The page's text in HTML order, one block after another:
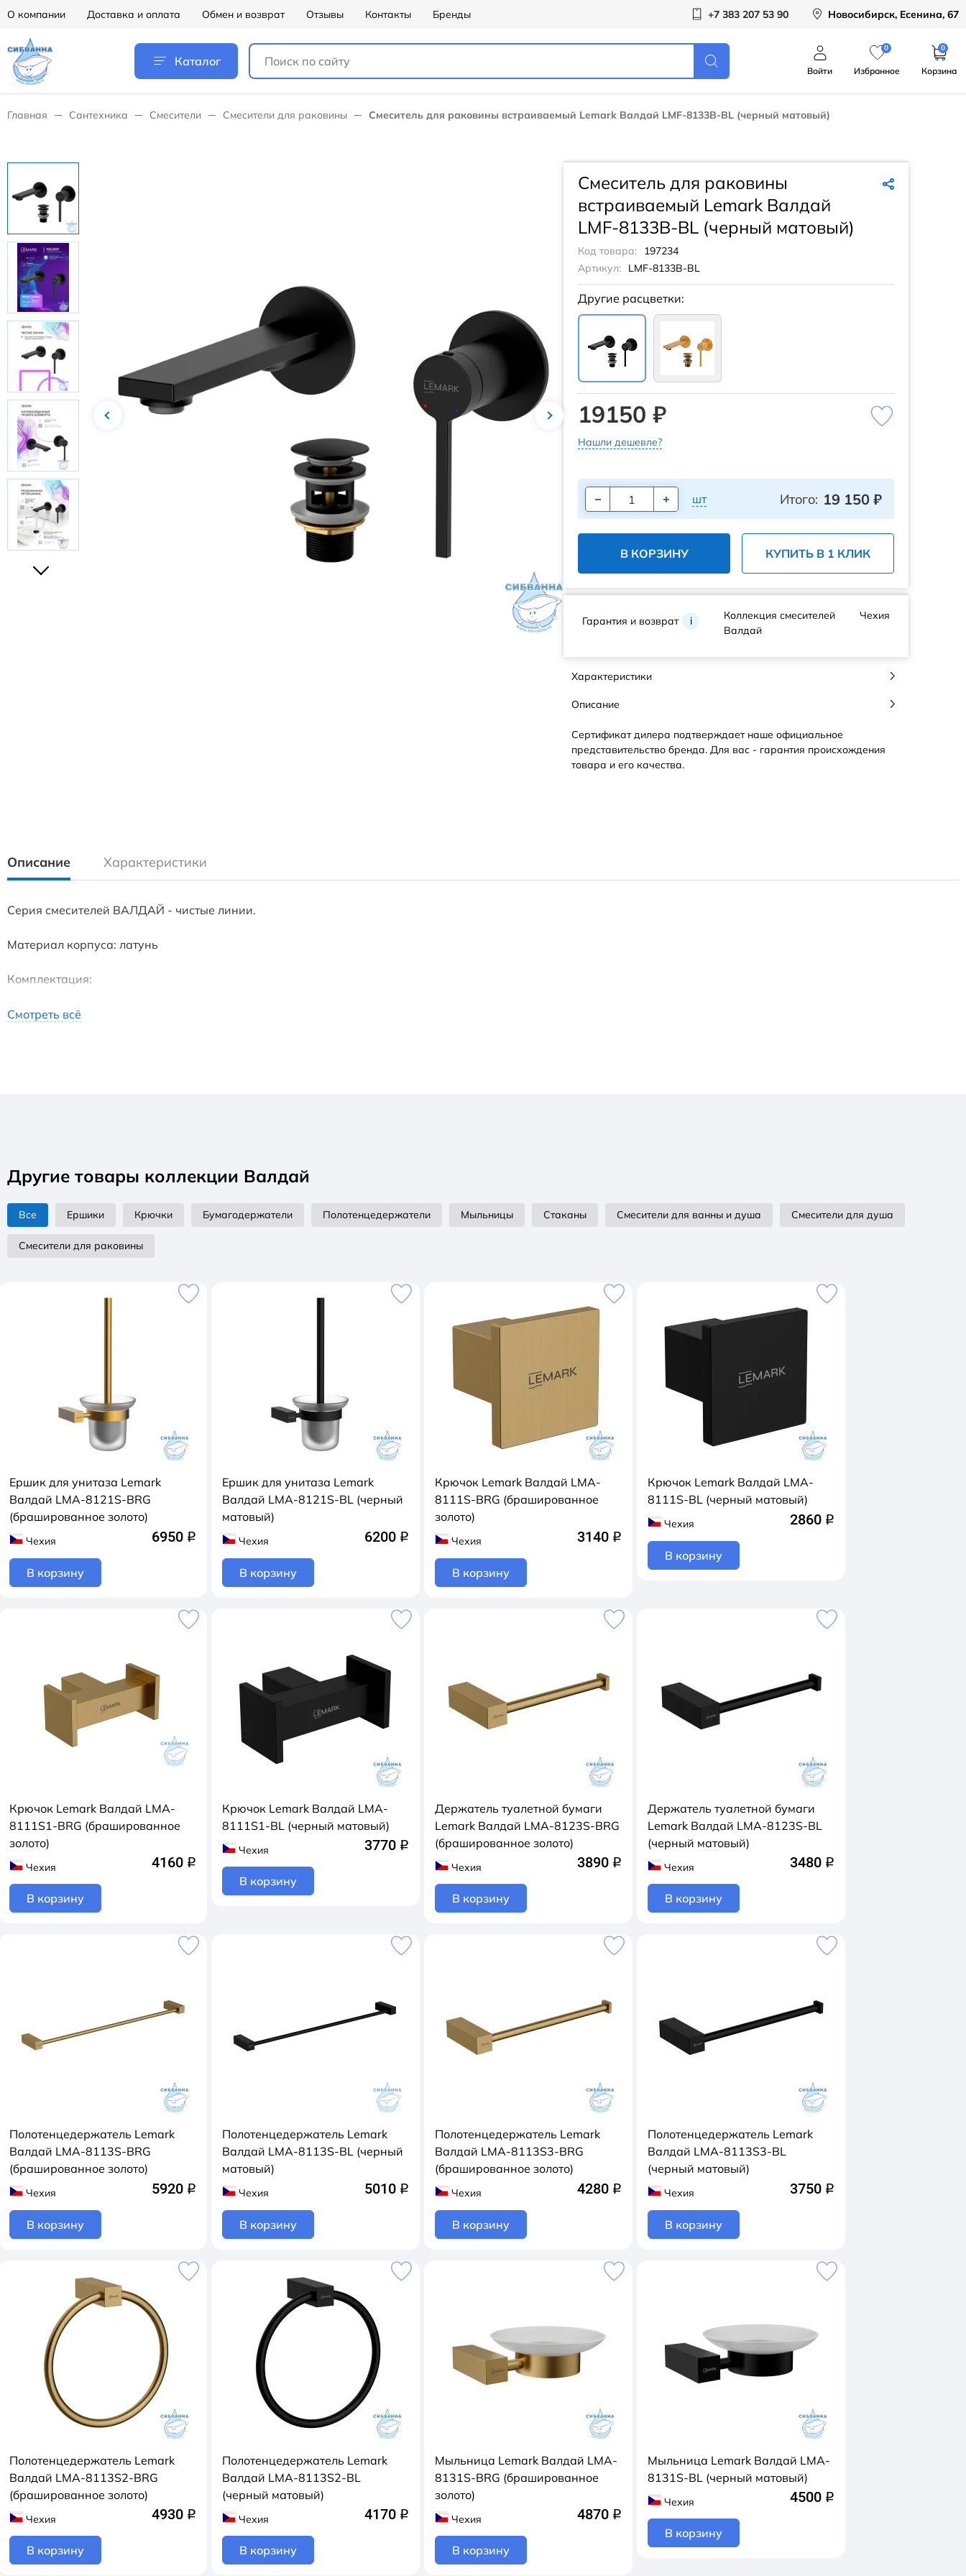
О компании Доставка и оплата Обмен и возврат Отзывы Контакты Бренды +7 383 207 53 90 Новосибирск, Есенина, 67
Каталог
Войти
0
Избранное
0
Корзина
Главная Сантехника Смесители Смесители для раковины Смеситель для раковины встраиваемый Lemark Валдай LMF-8133B-BL (черный матовый)
Смеситель для раковины
встраиваемый Lemark Валдай
LMF-8133B-BL (черный матовый)
Код товара:
197234
Артикул:
LMF-8133B-BL
Другие расцветки:
19150 ₽
Нашли дешевле?
шт Итого: 19 150 ₽
В КОРЗИНУ КУПИТЬ В 1 КЛИК
Гарантия и возврат i
Коллекция смесителей
Валдай
Чехия
Характеристики
Описание
Сертификат дилера подтверждает наше официальное
представительство бренда. Для вас - гарантия происхождения
товара и его качества.
Описание Характеристики
Серия смесителей ВАЛДАЙ - чистые линии.
Материал корпуса: латунь
Комплектация:
Аэратор
Смотреть всё
Другие товары коллекции Валдай
Все Ершики Крючки Бумагодержатели Полотенцедержатели Мыльницы Стаканы Смесители для ванны и душа Смесители для душа
Смесители для раковины
Ершик для унитаза Lemark
Валдай LMA-8121S-BRG
(брашированное золото)
Чехия 6950 q
В корзину
Ершик для унитаза Lemark
Валдай LMA-8121S-BL (черный
матовый)
Чехия 6200 q
В корзину
Крючок Lemark Валдай LMA-
8111S-BRG (брашированное
золото)
Чехия 3140 q
В корзину
Крючок Lemark Валдай LMA-
8111S-BL (черный матовый)
Чехия 2860 q
В корзину
Крючок Lemark Валдай LMA-
8111S1-BRG (брашированное
золото)
Чехия 4160 q
В корзину
Крючок Lemark Валдай LMA-
8111S1-BL (черный матовый)
Чехия 3770 q
В корзину
Держатель туалетной бумаги
Lemark Валдай LMA-8123S-BRG
(брашированное золото)
Чехия 3890 q
В корзину
Держатель туалетной бумаги
Lemark Валдай LMA-8123S-BL
(черный матовый)
Чехия 3480 q
В корзину
Полотенцедержатель Lemark
Валдай LMA-8113S-BRG
(брашированное золото)
Чехия 5920 q
В корзину
Полотенцедержатель Lemark
Валдай LMA-8113S-BL (черный
матовый)
Чехия 5010 q
В корзину
Полотенцедержатель Lemark
Валдай LMA-8113S3-BRG
(брашированное золото)
Чехия 4280 q
В корзину
Полотенцедержатель Lemark
Валдай LMA-8113S3-BL
(черный матовый)
Чехия 3750 q
В корзину
Полотенцедержатель Lemark
Валдай LMA-8113S2-BRG
(брашированное золото)
Чехия 4930 q
В корзину
Полотенцедержатель Lemark
Валдай LMA-8113S2-BL
(черный матовый)
Чехия 4170 q
В корзину
Мыльница Lemark Валдай LMA-
8131S-BRG (брашированное
золото)
Чехия 4870 q
В корзину
Мыльница Lemark Валдай LMA-
8131S-BL (черный матовый)
Чехия 4500 q
В корзину